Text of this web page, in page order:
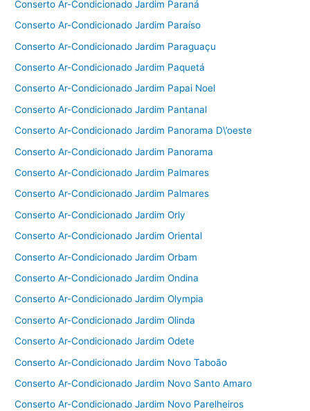
Conserto Ar-Condicionado Jardim Paraná
Conserto Ar-Condicionado Jardim Paraíso
Conserto Ar-Condicionado Jardim Paraguaçu
Conserto Ar-Condicionado Jardim Paquetá
Conserto Ar-Condicionado Jardim Papai Noel
Conserto Ar-Condicionado Jardim Pantanal
Conserto Ar-Condicionado Jardim Panorama D\’oeste
Conserto Ar-Condicionado Jardim Panorama
Conserto Ar-Condicionado Jardim Palmares
Conserto Ar-Condicionado Jardim Palmares
Conserto Ar-Condicionado Jardim Orly
Conserto Ar-Condicionado Jardim Oriental
Conserto Ar-Condicionado Jardim Orbam
Conserto Ar-Condicionado Jardim Ondina
Conserto Ar-Condicionado Jardim Olympia
Conserto Ar-Condicionado Jardim Olinda
Conserto Ar-Condicionado Jardim Odete
Conserto Ar-Condicionado Jardim Novo Taboão
Conserto Ar-Condicionado Jardim Novo Santo Amaro
Conserto Ar-Condicionado Jardim Novo Parelheiros